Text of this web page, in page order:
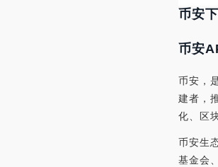
币安
币安
币安，
建者，
化、区
币安生
基金会